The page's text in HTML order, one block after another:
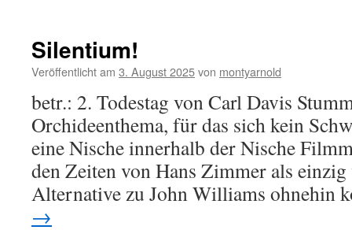
Silentium!
Veröffentlicht am 3. August 2025von montyarnold
betr.: 2. Todestag von Carl Davis
Orchideenthema, für das sich kein
eine Nische innerhalb der Nische
den Zeiten von Hans Zimmer als
Alternative zu John Williams
→